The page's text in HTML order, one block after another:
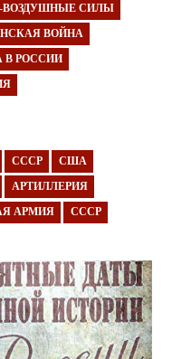
ВОЗДУШНЫЕ СИЛЫ
ВОЙНА
В РОССИИ
СССР США
АРТИЛЛЕРИЯ
АРМИЯ СССР